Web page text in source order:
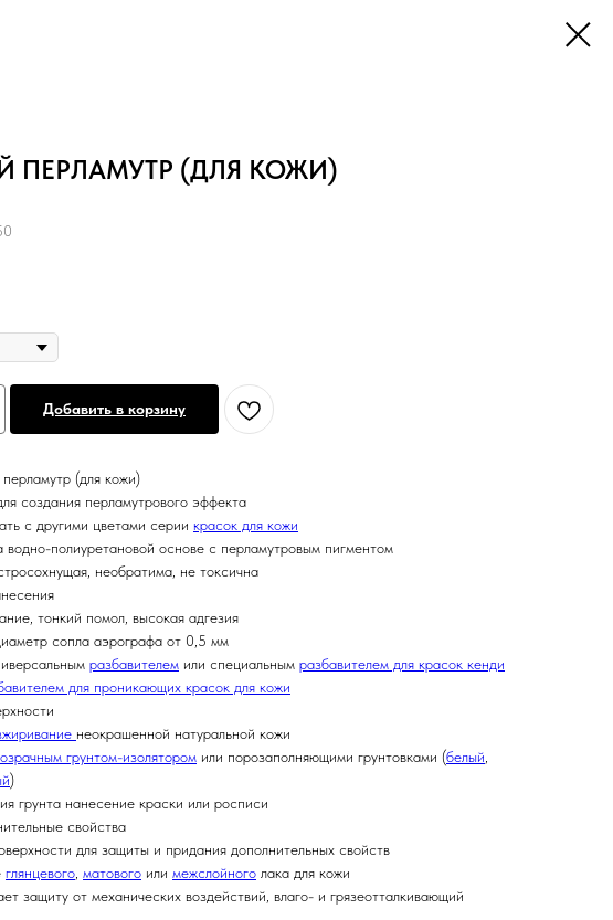
ПЕРЛАМУТР (ДЛЯ КОЖИ)
Добавить в корзину
(для кожи)
создания перламутрового эффекта
с другими цветами серии красок для кожи
водно-полиуретановой основе с перламутровым пигментом
необратима, не токсична
тонкий помол, высокая адгезия
сопла аэрографа от 0,5 мм
разбавителем или специальным разбавителем для красок кенди
для проникающих красок для кожи
неокрашенной натуральной кожи
грунтом-изолятором или порозаполняющими грунтовками (белый
)
грунта нанесение краски или росписи
свойства
для защиты и придания дополнительных свойств
глянцевого матового или межслойного лака для кожи
защиту от механических воздействий, влаго- и грязеотталкивающий